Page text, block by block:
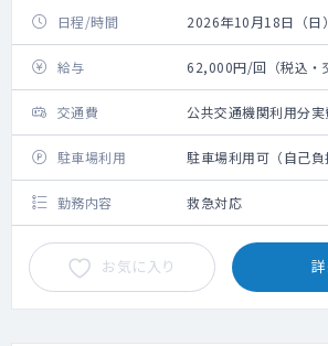
日程/時間 2026年10月18日（日
給与 62,000円/回（税込・
交通費 公共交通機関利用分実
駐車場利用 駐車場利用可（自己負
勤務内容 救急対応
お気に入り